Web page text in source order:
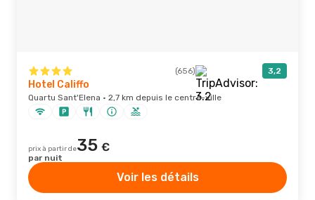
(656) 3,2
Hotel Califfo
Quartu Sant'Elena · 2,7 km depuis le centre-ville
prix à partir de35 €
par nuit
Voir les détails